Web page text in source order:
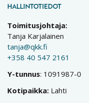
HALLINTOTIEDOT
Toimitusjohtaja:
Tanja Karjalainen
tanja@qkk.fi
+358 40 547 2161
Y-tunnus: 1091987-0
Kotipaikka: Lahti